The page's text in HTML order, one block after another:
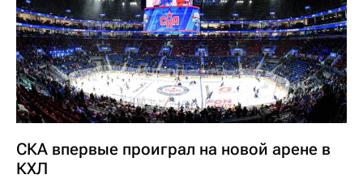
СКА впервые проиграл на новой арене в
КХЛ